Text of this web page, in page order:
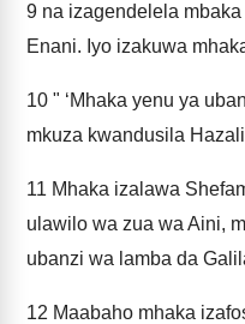
9 na izagendelela
Enani. Iyo izakuwa
10 " ‘Mhaka yenu ya
mkuza kwandusila
11 Mhaka izalawa
ulawilo wa zua wa Aini,
ubanzi wa lamba da
12 Maabaho mhaka